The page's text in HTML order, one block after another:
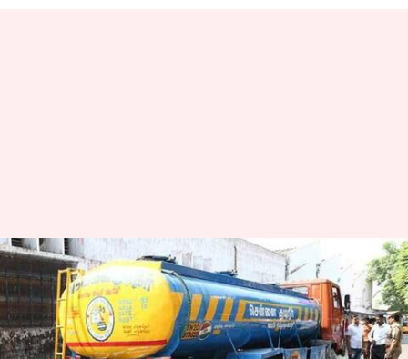
சென்னை மக்களே,
கவனிக்கவும்! 2
மண்டலங்களில் குடிநீர்
வழங்கல் இல்லை!